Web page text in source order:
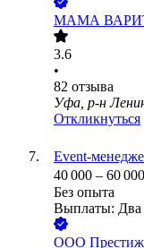
МАМА
3.6
•
82 отзыва
Уфа, р-н
Откликнуться
Event-
40 000 – 60 000
Без опыта
Выплаты: Два
ООО Престиж